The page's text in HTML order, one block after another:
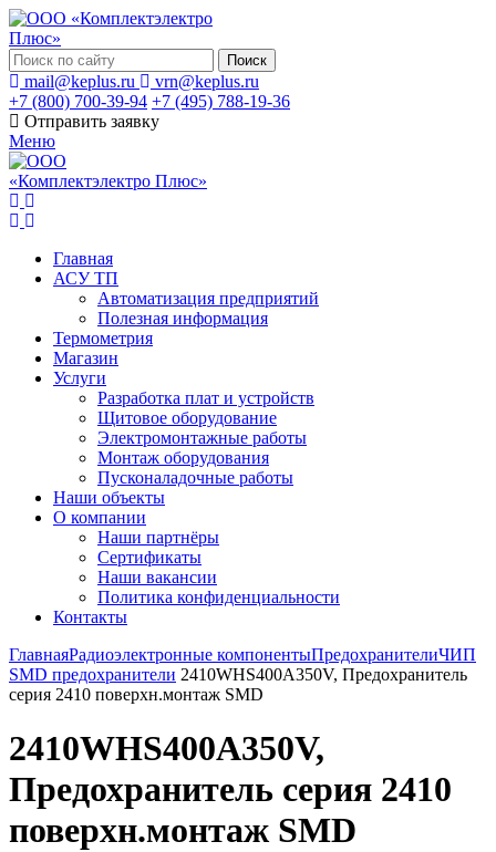
Поиск
mail@keplus.ru
vrn@keplus.ru
+7 (800) 700-39-94 +7 (495) 788-19-36
Отправить заявку
Меню
Главная
АСУ ТП
Автоматизация предприятий
Полезная информация
Термометрия
Магазин
Услуги
Разработка плат и устройств
Щитовое оборудование
Электромонтажные работы
Монтаж оборудования
Пусконаладочные работы
Наши объекты
О компании
Наши партнёры
Сертификаты
Наши вакансии
Политика конфиденциальности
Контакты
ГлавнаяРадиоэлектронные компонентыПредохранителиЧИП
SMD предохранители 2410WHS400A350V, Предохранитель
серия 2410 поверхн.монтаж SMD
2410WHS400A350V,
Предохранитель серия 2410
поверхн.монтаж SMD